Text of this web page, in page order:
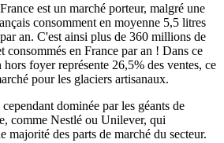
est un marché porteur, malgré une
consomment en moyenne 5,5 litres
an. C'est ainsi plus de 360 millions de
consommés en France par an ! Dans ce
foyer représente 26,5% des ventes, ce
pour les glaciers artisanaux.
dominée par les géants de
comme Nestlé ou Unilever, qui
majorité des parts de marché du secteur.